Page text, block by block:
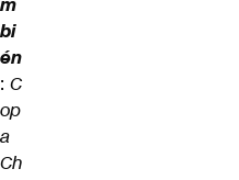
bi
én
: C
op
a
Ch